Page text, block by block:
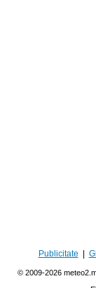
Publicitate
© 2009-2026